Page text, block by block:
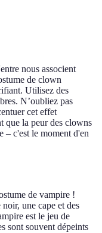
nous associent
de clown
Utilisez des
N’oubliez pas
cet effet
que la peur des clowns
– c'est le moment d'en
de vampire !
une cape et des
est le jeu de
sont souvent dépeints